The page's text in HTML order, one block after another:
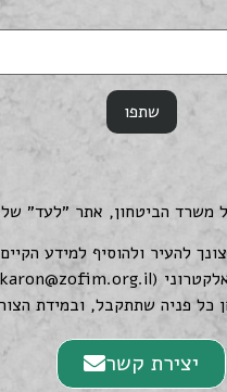
הביטחון, אתר ״לעד״
להעיר ולהוסיף למידע
(
כל פניה שתתקבל, ובמידת
יצירת קשר